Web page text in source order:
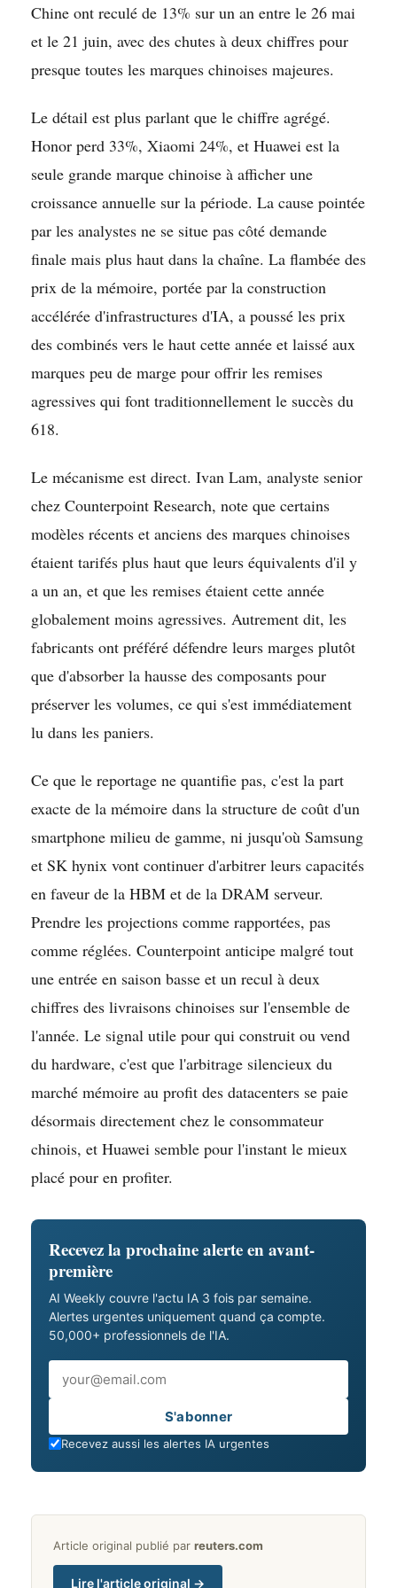
Chine ont reculé de 13% sur un an entre le 26 mai
et le 21 juin, avec des chutes à deux chiffres pour
presque toutes les marques chinoises majeures.
Le détail est plus parlant que le chiffre agrégé.
Honor perd 33%, Xiaomi 24%, et Huawei est la
seule grande marque chinoise à afficher une
croissance annuelle sur la période. La cause pointée
par les analystes ne se situe pas côté demande
finale mais plus haut dans la chaîne. La flambée des
prix de la mémoire, portée par la construction
accélérée d'infrastructures d'IA, a poussé les prix
des combinés vers le haut cette année et laissé aux
marques peu de marge pour offrir les remises
agressives qui font traditionnellement le succès du
618.
Le mécanisme est direct. Ivan Lam, analyste senior
chez Counterpoint Research, note que certains
modèles récents et anciens des marques chinoises
étaient tarifés plus haut que leurs équivalents d'il y
a un an, et que les remises étaient cette année
globalement moins agressives. Autrement dit, les
fabricants ont préféré défendre leurs marges plutôt
que d'absorber la hausse des composants pour
préserver les volumes, ce qui s'est immédiatement
lu dans les paniers.
Ce que le reportage ne quantifie pas, c'est la part
exacte de la mémoire dans la structure de coût d'un
smartphone milieu de gamme, ni jusqu'où Samsung
et SK hynix vont continuer d'arbitrer leurs capacités
en faveur de la HBM et de la DRAM serveur.
Prendre les projections comme rapportées, pas
comme réglées. Counterpoint anticipe malgré tout
une entrée en saison basse et un recul à deux
chiffres des livraisons chinoises sur l'ensemble de
l'année. Le signal utile pour qui construit ou vend
du hardware, c'est que l'arbitrage silencieux du
marché mémoire au profit des datacenters se paie
désormais directement chez le consommateur
chinois, et Huawei semble pour l'instant le mieux
placé pour en profiter.
Recevez la prochaine alerte en avant-
première
AI Weekly couvre l'actu IA 3 fois par semaine.
Alertes urgentes uniquement quand ça compte.
50,000+ professionnels de l'IA.
S'abonner
Recevez aussi les alertes IA urgentes
Article original publié par reuters.com
Lire l'article original →